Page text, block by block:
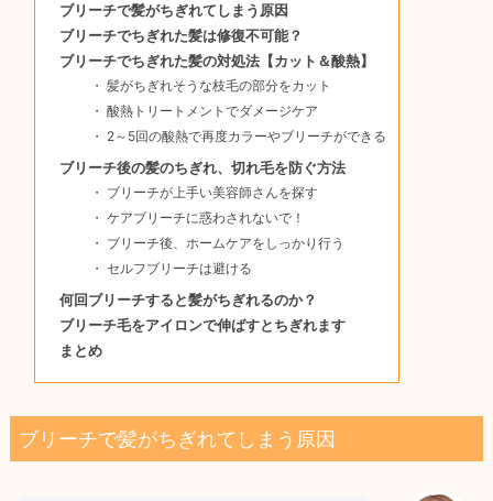
ブリーチで髪がちぎれてしまう原因
ブリーチでちぎれた髪は修復不可能？
ブリーチでちぎれた髪の対処法【カット＆酸熱】
髪がちぎれそうな枝毛の部分をカット
酸熱トリートメントでダメージケア
2～5回の酸熱で再度カラーやブリーチができる
ブリーチ後の髪のちぎれ、切れ毛を防ぐ方法
ブリーチが上手い美容師さんを探す
ケアブリーチに惑わされないで！
ブリーチ後、ホームケアをしっかり行う
セルフブリーチは避ける
何回ブリーチすると髪がちぎれるのか？
ブリーチ毛をアイロンで伸ばすとちぎれます
まとめ
ブリーチで髪がちぎれてしまう原因